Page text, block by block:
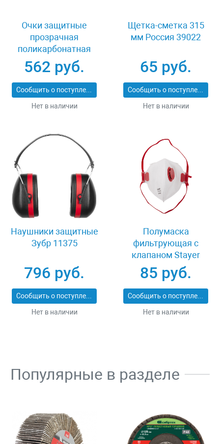
Очки защитные
прозрачная
поликарбонатная
монолинза ЗУБР
ЭКСПЕРТ 110310
562 руб.
Сообщить о поступлении
Нет в наличии
Щетка-сметка 315
мм Россия 39022
65 руб.
Сообщить о поступлении
Нет в наличии
Наушники защитные
Зубр 11375
796 руб.
Сообщить о поступлении
Нет в наличии
Полумаска
фильтрующая с
клапаном Stayer
MASTER 11116
85 руб.
Сообщить о поступлении
Нет в наличии
Популярные в разделе